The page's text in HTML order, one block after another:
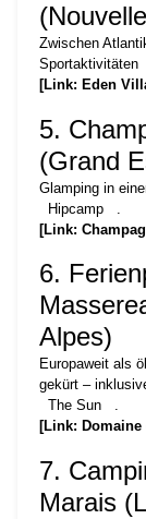
Zwischen
Sportaktivitäten
[Link: Eden
5.
(Grand
Glamping in
Hipcamp
[Link:
6.
Alpes)
Europaweit als
gekürt –
The Sun
.
[Link: Domaine
7.
Marais